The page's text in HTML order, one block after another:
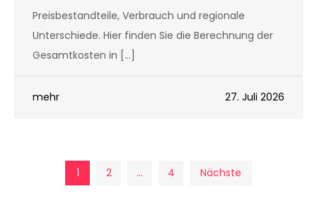
Preisbestandteile, Verbrauch und regionale
Unterschiede. Hier finden Sie die Berechnung der
Gesamtkosten in […]
mehr 27. Juli 2026
1 2 … 4 Nächste